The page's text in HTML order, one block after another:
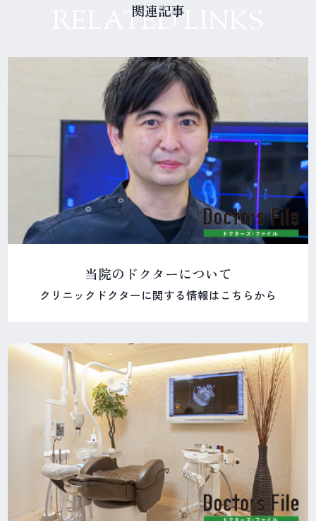
RELATED LINKS
関連記事
当院のドクターについて
クリニックドクターに関する情報はこちらから